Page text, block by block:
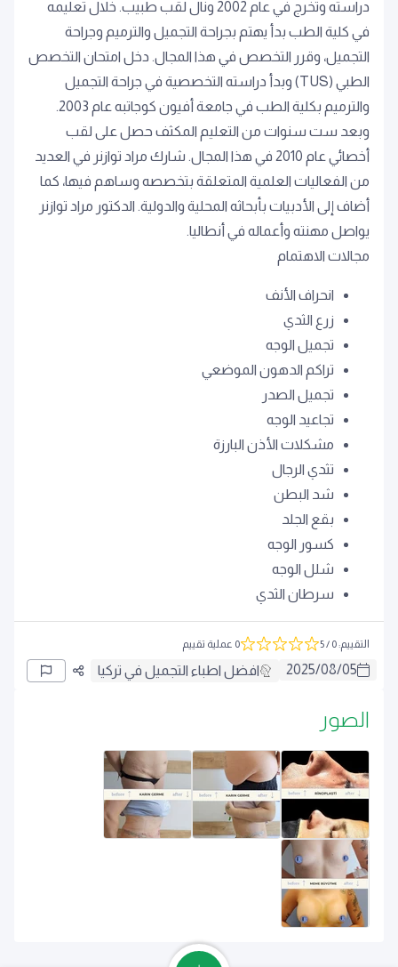
دراسته وتخرج في عام 2002 ونال لقب طبيب. خلال تعليمه
في كلية الطب بدأ يهتم بجراحة التجميل والترميم وجراحة
التجميل، وقرر التخصص في هذا المجال. دخل امتحان التخصص
الطبي (TUS) وبدأ دراسته التخصصية في جراحة التجميل
والترميم بكلية الطب في جامعة أفيون كوجاتبه عام 2003.
وبعد ست سنوات من التعليم المكثف حصل على لقب
أخصائي عام 2010 في هذا المجال. شارك مراد توازنر في العديد
من الفعاليات العلمية المتعلقة بتخصصه وساهم فيها، كما
أضاف إلى الأدبيات بأبحاثه المحلية والدولية. الدكتور مراد توازنر
يواصل مهنته وأعماله في أنطاليا.
مجالات الاهتمام
انحراف الأنف
زرع الثدي
تجميل الوجه
تراكم الدهون الموضعي
تجميل الصدر
تجاعيد الوجه
مشكلات الأذن البارزة
تثدي الرجال
شد البطن
بقع الجلد
كسور الوجه
شلل الوجه
سرطان الثدي
التقييم:
0
/ 5 0 عملية تقييم
2025/08/05 افضل اطباء التجميل في تركيا
الصور